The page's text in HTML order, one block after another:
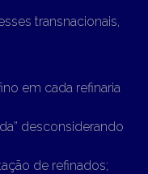
transnacionais,
em cada refinaria
desconsiderando
de refinados;